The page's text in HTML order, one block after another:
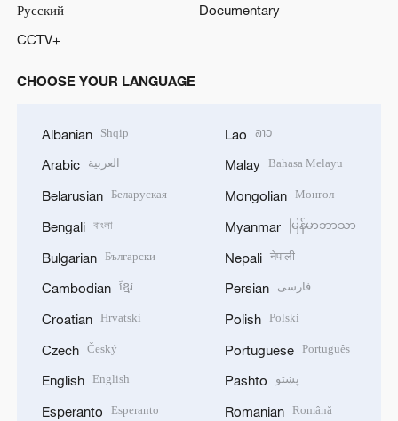
Русский
Documentary
CCTV+
CHOOSE YOUR LANGUAGE
Albanian Shqip
Arabic العربية
Belarusian Беларуская
Bengali বাংলা
Bulgarian Български
Cambodian ខ្មែរ
Croatian Hrvatski
Czech Český
English English
Esperanto Esperanto
Lao ລາວ
Malay Bahasa Melayu
Mongolian Монгол
Myanmar မြန်မာဘာသာ
Nepali नेपाली
Persian فارسی
Polish Polski
Portuguese Português
Pashto پښتو
Romanian Română